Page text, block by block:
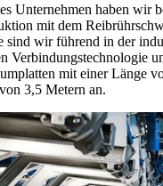
Unternehmen haben wir
mit dem
sind wir führend in der
Verbindungstechnologie
mit einer Länge
3,5 Metern an.